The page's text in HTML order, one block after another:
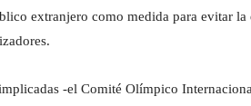
extranjero como medida para evitar
-el Comité Olímpico